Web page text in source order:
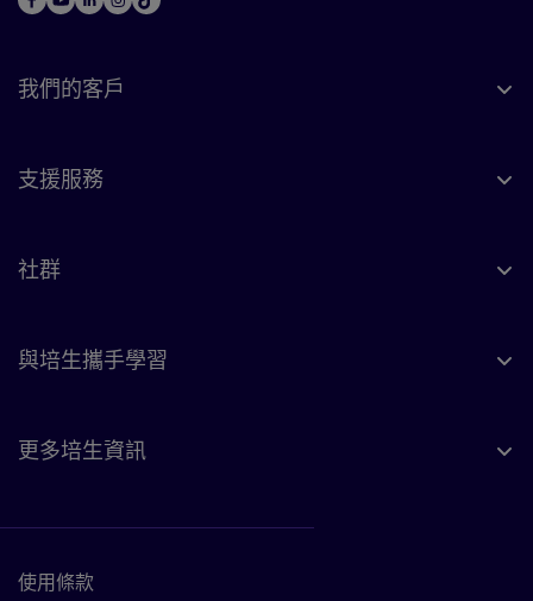
我們的客戶
支援服務
社群
與培生攜手學習
更多培生資訊
使用條款